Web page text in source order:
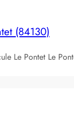
(84130)
Le Pontet Le